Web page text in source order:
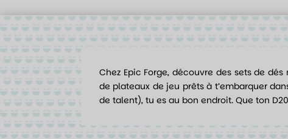
Chez Epic Forge, découvre des sets de
de plateaux de jeu prêts à t’embarquer
de talent), tu es au bon endroit. Que ton